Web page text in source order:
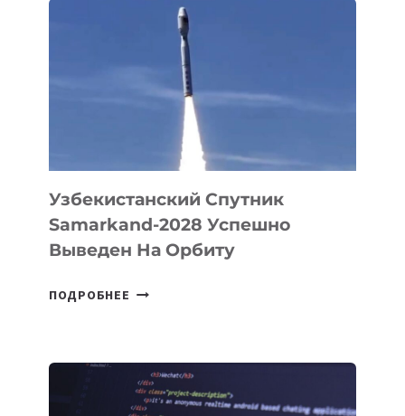
СТАРТАП
PROMETHEUS
СОЗДАНИЯ
«ИСКУССТВЕННОГО
ИНЖЕНЕРА»
Узбекистанский Спутник
Samarkand-2028 Успешно
Выведен На Орбиту
ПОДРОБНЕЕ УЗБЕКИСТАНСКИЙ
УСПЕШНО
ВЫВЕДЕН